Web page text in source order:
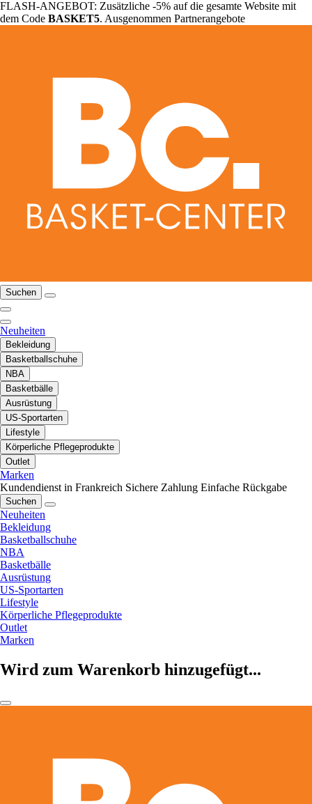
FLASH-ANGEBOT: Zusätzliche -5% auf die gesamte Website mit
dem Code BASKET5. Ausgenommen Partnerangebote
Suchen
Neuheiten
Bekleidung
Basketballschuhe
NBA
Basketbälle
Ausrüstung
US-Sportarten
Lifestyle
Körperliche Pflegeprodukte
Outlet
Marken
Kundendienst in Frankreich Sichere Zahlung Einfache Rückgabe
Suchen
Neuheiten
Bekleidung
Basketballschuhe
NBA
Basketbälle
Ausrüstung
US-Sportarten
Lifestyle
Körperliche Pflegeprodukte
Outlet
Marken
Wird zum Warenkorb hinzugefügt...